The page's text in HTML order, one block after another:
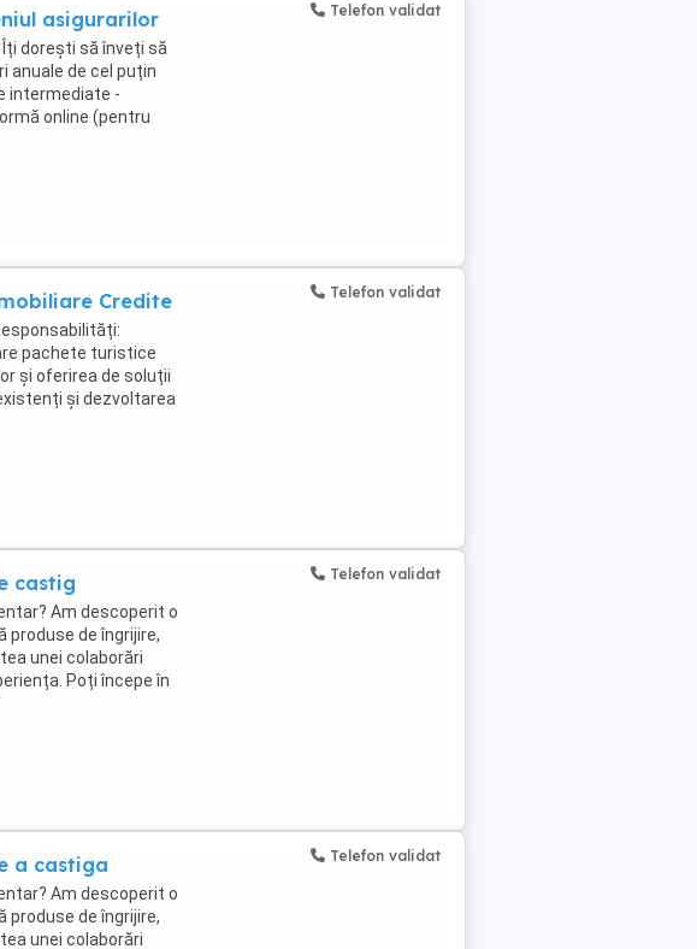
asigurarilor
dorești să înveți să
anuale de cel puțin
intermediate -
online (pentru
Telefon validat
Credite
pachete turistice
și oferirea de soluții
și dezvoltarea
Telefon validat
castig
Am descoperit o
produse de îngrijire,
unei colaborări
Poți începe în
Telefon validat
a castiga
Am descoperit o
produse de îngrijire,
unei colaborări
Telefon validat